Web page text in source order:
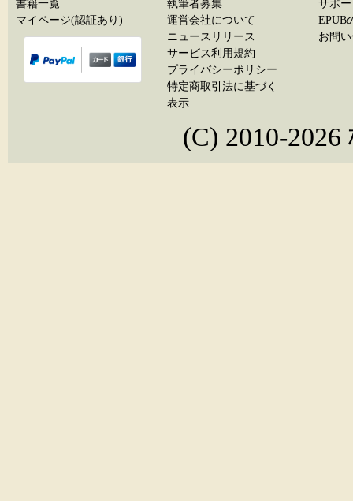
書籍一覧
マイページ(認証あり)
執筆者募集
運営会社について
ニュースリリース
サービス利用規約
プライバシーポリシー
特定商取引法に基づく
表示
サポ
EPUB
お問
(C) 2010-